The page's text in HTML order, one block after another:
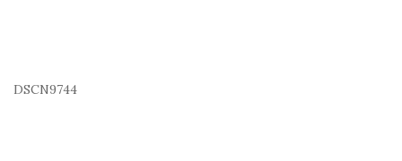
DSCN9744